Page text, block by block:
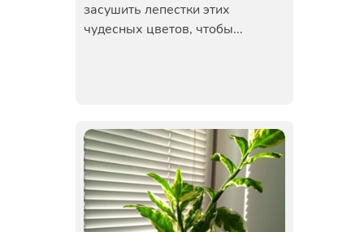
засушить лепестки этих
чудесных цветов, чтобы...